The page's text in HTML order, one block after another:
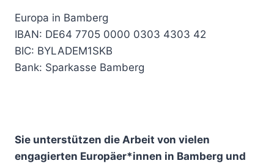
Europa in Bamberg
IBAN: DE64 7705 0000 0303 4303 42
BIC: BYLADEM1SKB
Bank: Sparkasse Bamberg
Sie unterstützen die Arbeit von vielen
engagierten Europäer*innen in Bamberg und